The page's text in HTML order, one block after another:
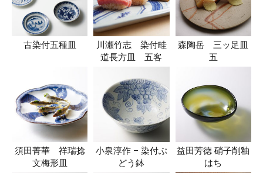
古染付五種皿
川瀬竹志 染付畦
道長方皿 五客
森陶岳 三ッ足皿
五
須田菁華 祥瑞捻
文梅形皿
小泉淳作 – 染付ぶ
どう鉢
益田芳徳 硝子削釉
はち